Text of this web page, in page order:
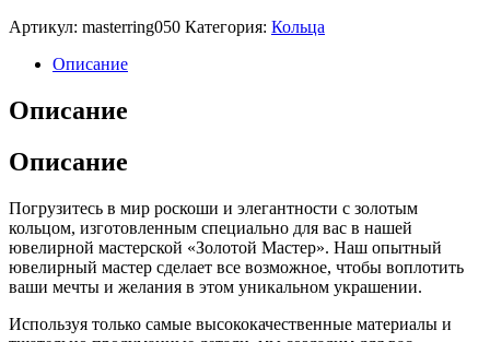
Артикул: masterring050 Категория: Кольца
Описание
Описание
Описание
Погрузитесь в мир роскоши и элегантности с золотым
кольцом, изготовленным специально для вас в нашей
ювелирной мастерской «Золотой Мастер». Наш опытный
ювелирный мастер сделает все возможное, чтобы воплотить
ваши мечты и желания в этом уникальном украшении.
Используя только самые высококачественные материалы и